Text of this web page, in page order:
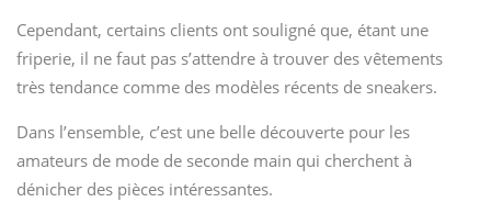
Cependant, certains clients ont souligné que, étant une
friperie, il ne faut pas s’attendre à trouver des vêtements
très tendance comme des modèles récents de sneakers.
Dans l’ensemble, c’est une belle découverte pour les
amateurs de mode de seconde main qui cherchent à
dénicher des pièces intéressantes.